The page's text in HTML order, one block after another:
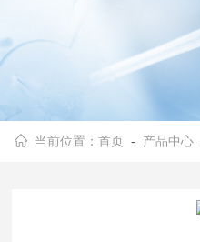
当前位置：首页 - 产品中心